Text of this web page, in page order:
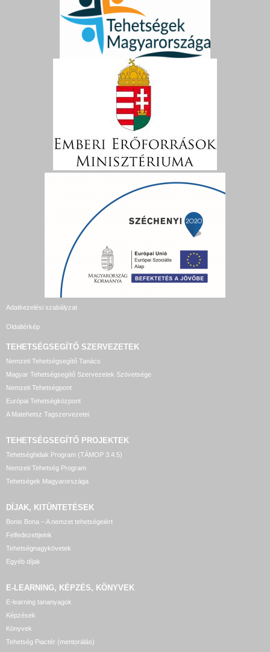
Adatkezelési szabályzat
Oldaltérkép
TEHETSÉGSEGÍTŐ SZERVEZETEK
Nemzeti Tehetségsegítő Tanács
Magyar Tehetségsegítő Szervezetek Szövetsége
Nemzeti Tehetségpont
Európai Tehetségközpont
A Matehetsz Tagszervezetei
TEHETSÉGSEGÍTŐ PROJEKTEK
Tehetséghidak Program (TÁMOP 3.4.5)
Nemzeti Tehetség Program
Tehetségek Magyarországa
DÍJAK, KITÜNTETÉSEK
Bonis Bona – A nemzet tehetségeiért
Felfedezettjeink
Tehetségnagykövetek
Egyéb díjak
E-LEARNING, KÉPZÉS, KÖNYVEK
E-learning tananyagok
Képzések
Könyvek
Tehetség Piactér (mentorálás)